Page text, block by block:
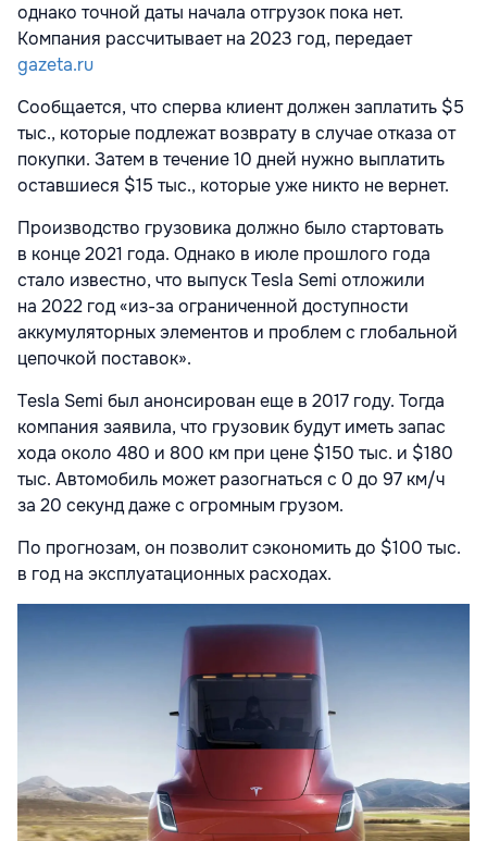
однако точной даты начала отгрузок пока нет.
Компания рассчитывает на 2023 год, передает
gazeta.ru
Сообщается, что сперва клиент должен заплатить $5
тыс., которые подлежат возврату в случае отказа от
покупки. Затем в течение 10 дней нужно выплатить
оставшиеся $15 тыс., которые уже никто не вернет.
Производство грузовика должно было стартовать
в конце 2021 года. Однако в июле прошлого года
стало известно, что выпуск Tesla Semi отложили
на 2022 год «из-за ограниченной доступности
аккумуляторных элементов и проблем с глобальной
цепочкой поставок».
Tesla Semi был анонсирован еще в 2017 году. Тогда
компания заявила, что грузовик будут иметь запас
хода около 480 и 800 км при цене $150 тыс. и $180
тыс. Автомобиль может разогнаться с 0 до 97 км/ч
за 20 секунд даже с огромным грузом.
По прогнозам, он позволит сэкономить до $100 тыс.
в год на эксплуатационных расходах.